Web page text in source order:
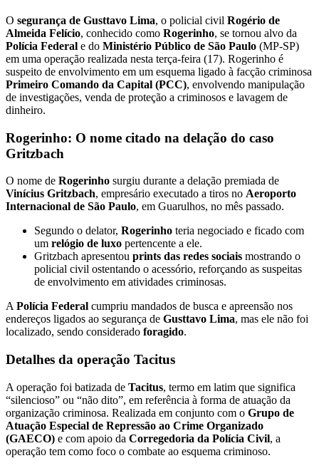
O segurança de Gusttavo Lima, o policial civil Rogério de
Almeida Felício, conhecido como Rogerinho, se tornou alvo da
Polícia Federal e do Ministério Público de São Paulo (MP-SP)
em uma operação realizada nesta terça-feira (17). Rogerinho é
suspeito de envolvimento em um esquema ligado à facção criminosa
Primeiro Comando da Capital (PCC), envolvendo manipulação
de investigações, venda de proteção a criminosos e lavagem de
dinheiro.
Rogerinho: O nome citado na delação do caso
Gritzbach
O nome de Rogerinho surgiu durante a delação premiada de
Vinícius Gritzbach, empresário executado a tiros no Aeroporto
Internacional de São Paulo, em Guarulhos, no mês passado.
Segundo o delator, Rogerinho teria negociado e ficado com
um relógio de luxo pertencente a ele.
Gritzbach apresentou prints das redes sociais mostrando o
policial civil ostentando o acessório, reforçando as suspeitas
de envolvimento em atividades criminosas.
A Polícia Federal cumpriu mandados de busca e apreensão nos
endereços ligados ao segurança de Gusttavo Lima, mas ele não foi
localizado, sendo considerado foragido.
Detalhes da operação Tacitus
A operação foi batizada de Tacitus, termo em latim que significa
“silencioso” ou “não dito”, em referência à forma de atuação da
organização criminosa. Realizada em conjunto com o Grupo de
Atuação Especial de Repressão ao Crime Organizado
(GAECO) e com apoio da Corregedoria da Polícia Civil, a
operação tem como foco o combate ao esquema criminoso.